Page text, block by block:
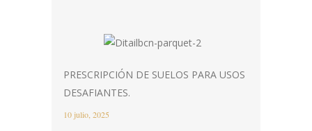
PRESCRIPCIÓN DE SUELOS PARA USOS
DESAFIANTES.
10 julio, 2025